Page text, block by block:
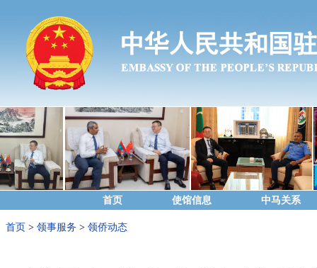
首页 使馆信息 中马关系
首页 > 领事服务 > 领侨动态